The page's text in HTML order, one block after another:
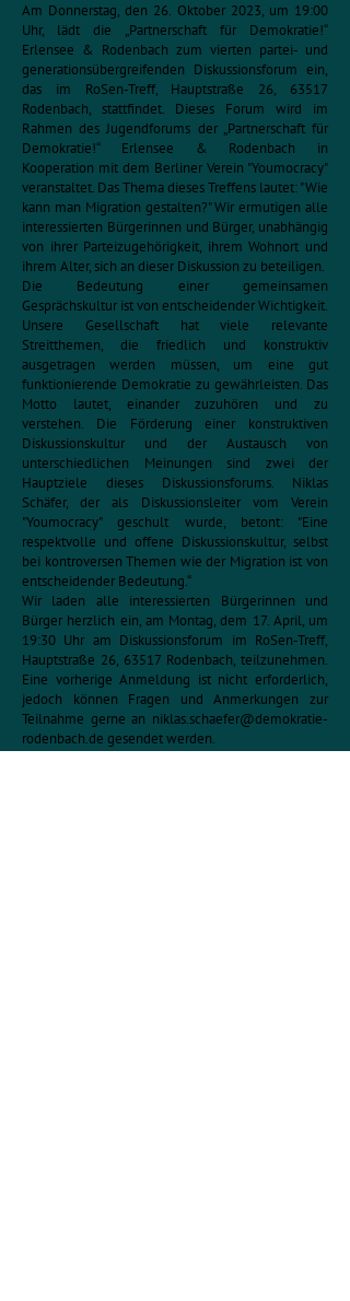
Am Donnerstag, den 26. Oktober 2023, um 19:00
Uhr, lädt die „Partnerschaft für Demokratie!“
Erlensee & Rodenbach zum vierten partei- und
generationsübergreifenden Diskussionsforum ein,
das im RoSen-Treff, Hauptstraße 26, 63517
Rodenbach, stattfindet. Dieses Forum wird im
Rahmen des Jugendforums der „Partnerschaft für
Demokratie!“ Erlensee & Rodenbach in
Kooperation mit dem Berliner Verein "Youmocracy"
veranstaltet. Das Thema dieses Treffens lautet: "Wie
kann man Migration gestalten?" Wir ermutigen alle
interessierten Bürgerinnen und Bürger, unabhängig
von ihrer Parteizugehörigkeit, ihrem Wohnort und
ihrem Alter, sich an dieser Diskussion zu beteiligen.
Die Bedeutung einer gemeinsamen
Gesprächskultur ist von entscheidender Wichtigkeit.
Unsere Gesellschaft hat viele relevante
Streitthemen, die friedlich und konstruktiv
ausgetragen werden müssen, um eine gut
funktionierende Demokratie zu gewährleisten. Das
Motto lautet, einander zuzuhören und zu
verstehen. Die Förderung einer konstruktiven
Diskussionskultur und der Austausch von
unterschiedlichen Meinungen sind zwei der
Hauptziele dieses Diskussionsforums. Niklas
Schäfer, der als Diskussionsleiter vom Verein
"Youmocracy" geschult wurde, betont: "Eine
respektvolle und offene Diskussionskultur, selbst
bei kontroversen Themen wie der Migration ist von
entscheidender Bedeutung.“
Wir laden alle interessierten Bürgerinnen und
Bürger herzlich ein, am Montag, dem 17. April, um
19:30 Uhr am Diskussionsforum im RoSen-Treff,
Hauptstraße 26, 63517 Rodenbach, teilzunehmen.
Eine vorherige Anmeldung ist nicht erforderlich,
jedoch können Fragen und Anmerkungen zur
Teilnahme gerne an niklas.schaefer@demokratie-
rodenbach.de gesendet werden.